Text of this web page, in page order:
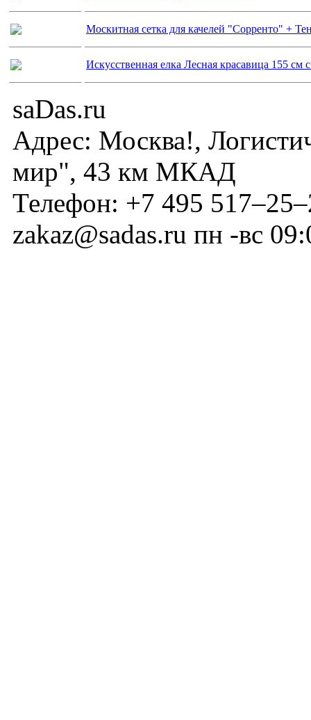
Москитная сетка для качелей "Сорренто" +
Искусственная елка Лесная красавица 155 см
saDas.ru
Адрес: Москва!,
мир", 43 км МКАД
Телефон: +7 495
zakaz@sadas.ru пн -вс